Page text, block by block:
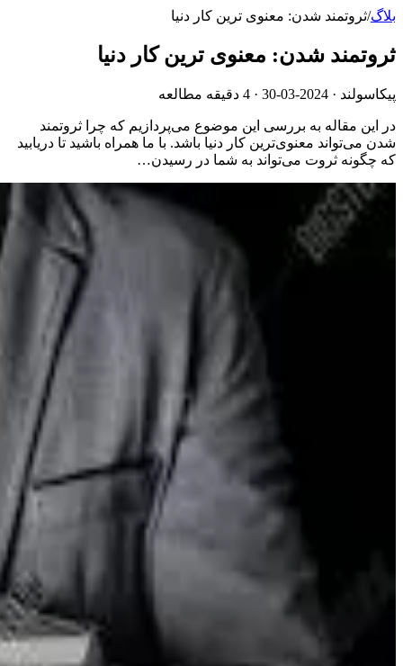
بلاگ/ثروتمند شدن: معنوی ترین کار دنیا
ثروتمند شدن: معنوی ترین کار دنیا
پیکاسولند · 2024-03-30 · 4 دقیقه مطالعه
در این مقاله به بررسی این موضوع می‌پردازیم که چرا ثروتمند
شدن می‌تواند معنوی‌ترین کار دنیا باشد. با ما همراه باشید تا دریابید
که چگونه ثروت می‌تواند به شما در رسیدن…